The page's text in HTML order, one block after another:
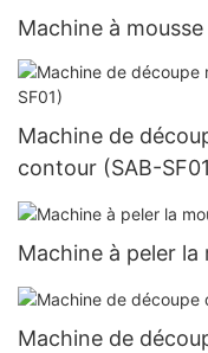
Machine à
Machine de
contour (SAB-
Machine à peler la
Machine de